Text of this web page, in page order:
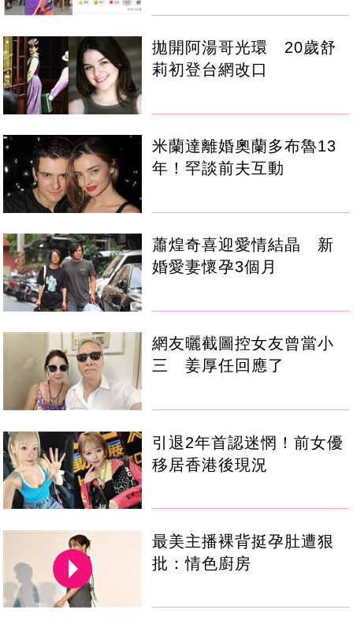
拋開阿湯哥光環 20歲舒
莉初登台網改口
米蘭達離婚奧蘭多布魯13
年！罕談前夫互動
蕭煌奇喜迎愛情結晶 新
婚愛妻懷孕3個月
網友曬截圖控女友曾當小
三 姜厚任回應了
引退2年首認迷惘！前女優
移居香港後現況
最美主播裸背挺孕肚遭狠
批：情色廚房